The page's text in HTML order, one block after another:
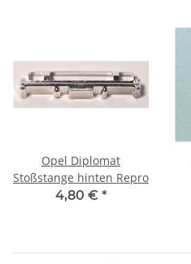
Opel Diplomat
Stoßstange hinten Repro
4,80 € *